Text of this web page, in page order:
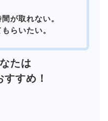
が取れない。
らいたい。
たは
すすめ！